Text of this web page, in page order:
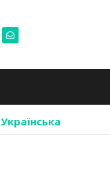
Українська